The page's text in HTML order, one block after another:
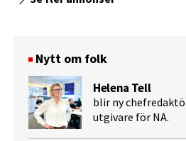
Nytt om folk
Helena Tell
blir ny
utgivare för NA.